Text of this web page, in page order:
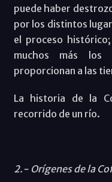
puede haber
por los distintos
el proceso
muchos más los
proporcionan a las
La historia de la
recorrido de un río.
2.- Orígenes de la